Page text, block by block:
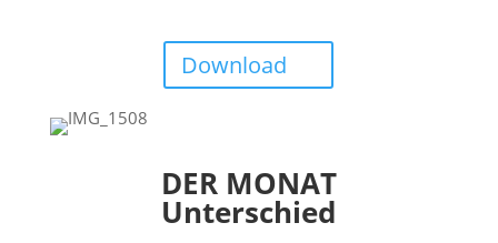
Download
DER MONAT
Unterschied